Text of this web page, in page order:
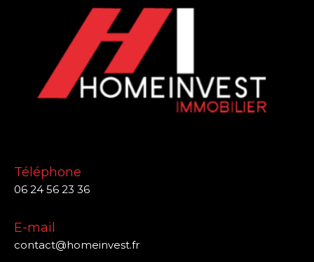
Téléphone
06 24 56 23 36
E-mail
contact@homeinvest.fr